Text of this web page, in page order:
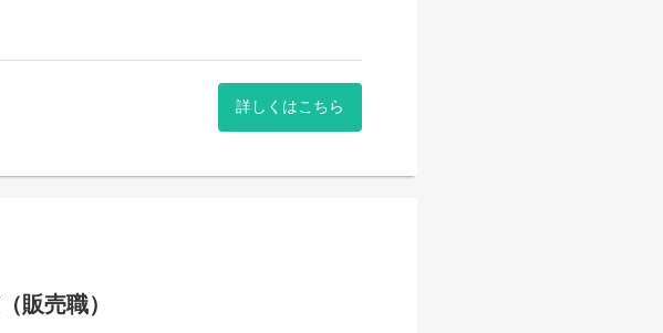
はありません）
詳しくはこちら
販売職）